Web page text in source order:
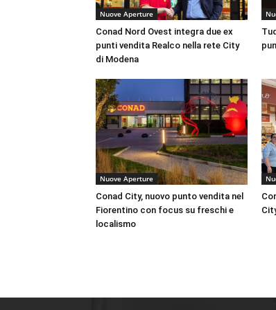
Nuove Aperture
Conad Nord Ovest integra due ex
punti vendita Realco nella rete City
di Modena
Nuove Aperture
Conad City, nuovo punto vendita nel
Fiorentino con focus su freschi e
localismo